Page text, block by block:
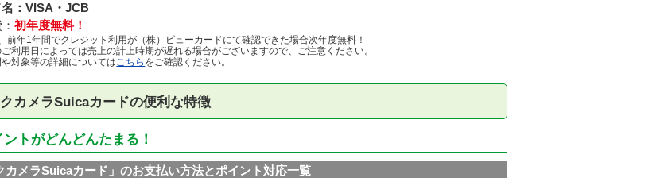
：VISA・JCB
初年度無料！
前年1年間でクレジット利用が（株）ビューカードにて確認できた場合次年度無料！
利用日によっては売上の計上時期が遅れる場合がございますので、ご注意ください。
対象等の詳細についてはこちら をご確認ください。
カメラSuicaカードの便利な特徴
ントがどんどんたまる！
カメラSuicaカード」のお支払い方法とポイント対応一覧